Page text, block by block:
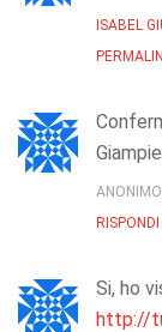
ISABEL
ANONIMO
RISPONDI
Si, ho
http://